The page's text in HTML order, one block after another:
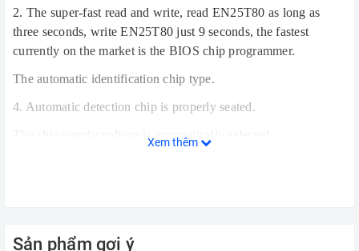
2. The super-fast read and write, read EN25T80 as long as
three seconds, write EN25T80 just 9 seconds, the fastest
currently on the market is the BIOS chip programmer.
The automatic identification chip type.
4. Automatic detection chip is properly seated.
The chip supply voltage is automatically selected.
EEPROM and other memory chips.
Xem thêm
Sản phẩm gợi ý